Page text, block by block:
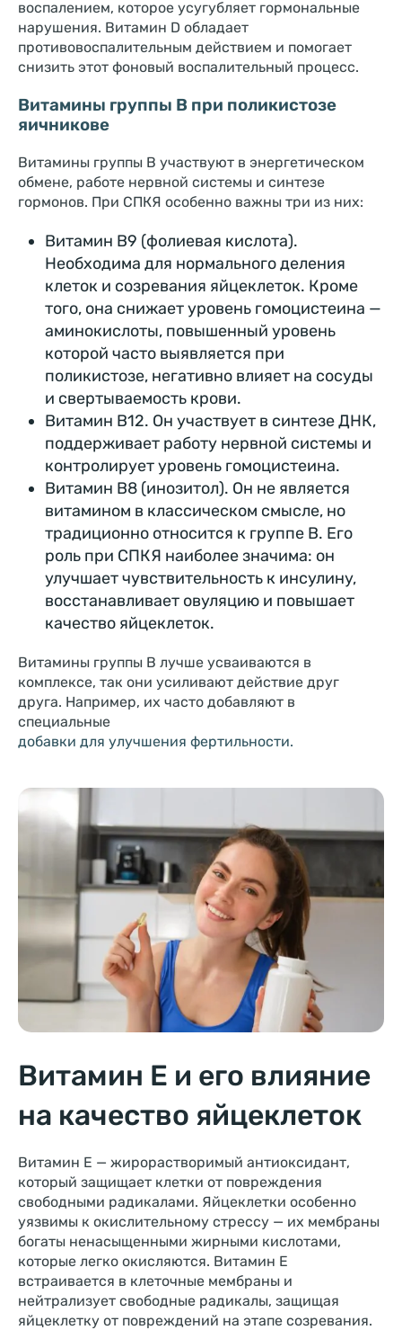
воспалением, которое усугубляет гормональные
нарушения. Витамин D обладает
противовоспалительным действием и помогает
снизить этот фоновый воспалительный процесс.
Витамины группы B при поликистозе
яичникове
Витамины группы B участвуют в энергетическом
обмене, работе нервной системы и синтезе
гормонов. При СПКЯ особенно важны три из них:
Витамин B9 (фолиевая кислота).
Необходима для нормального деления
клеток и созревания яйцеклеток. Кроме
того, она снижает уровень гомоцистеина —
аминокислоты, повышенный уровень
которой часто выявляется при
поликистозе, негативно влияет на сосуды
и свертываемость крови.
Витамин B12. Он участвует в синтезе ДНК,
поддерживает работу нервной системы и
контролирует уровень гомоцистеина.
Витамин B8 (инозитол). Он не является
витамином в классическом смысле, но
традиционно относится к группе B. Его
роль при СПКЯ наиболее значима: он
улучшает чувствительность к инсулину,
восстанавливает овуляцию и повышает
качество яйцеклеток.
Витамины группы B лучше усваиваются в
комплексе, так они усиливают действие друг
друга. Например, их часто добавляют в
специальные
добавки для улучшения фертильности.
Витамин E и его влияние
на качество яйцеклеток
Витамин E — жирорастворимый антиоксидант,
который защищает клетки от повреждения
свободными радикалами. Яйцеклетки особенно
уязвимы к окислительному стрессу — их мембраны
богаты ненасыщенными жирными кислотами,
которые легко окисляются. Витамин E
встраивается в клеточные мембраны и
нейтрализует свободные радикалы, защищая
яйцеклетку от повреждений на этапе созревания.